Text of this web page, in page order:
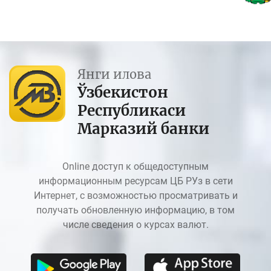
Янги илова
Ўзбекистон
Республикаси
Марказий банки
Online доступ к общедоступным
информационным ресурсам ЦБ РУз в сети
Интернет, с возможностью просматривать и
получать обновленную информацию, в том
числе сведения о курсах валют.